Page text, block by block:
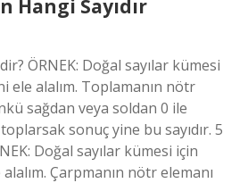
Hangi Sayıdır
ÖRNEK: Doğal sayılar kümesi
ele alalım. Toplamanın nötr
sağdan veya soldan 0 ile
sonuç yine bu sayıdır. 5
Doğal sayılar kümesi için
Çarpmanın nötr elemanı